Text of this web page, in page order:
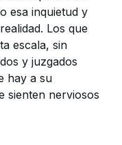
esa inquietud y
Los que
escala, sin
y juzgados
hay a su
sienten nerviosos